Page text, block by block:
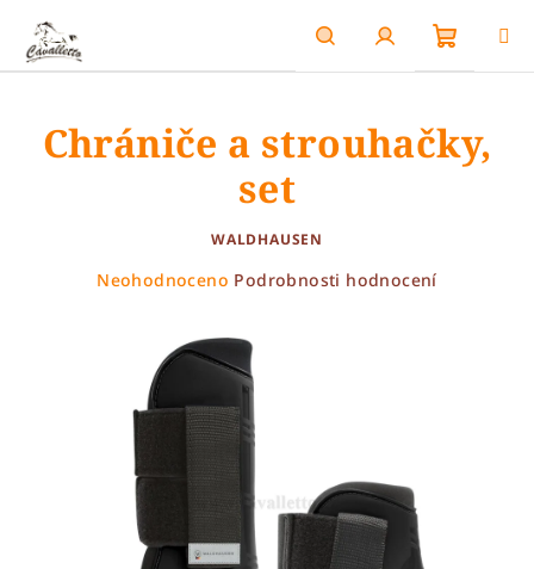
obsah
HledatPřihlášení
košík
Chrániče a strouhačky,
set
WALDHAUSEN
Průměrné
hvězdiček.
Neohodnoceno Podrobnosti hodnocení